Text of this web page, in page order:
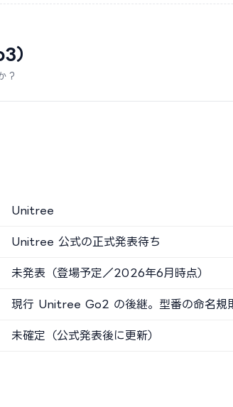
）
？
Unitree
Unitree 公式の正式発表待ち
未発表（登場予定／2026年6月時点）
現行 Unitree Go2 の後継。型番の命名規
未確定（公式発表後に更新）